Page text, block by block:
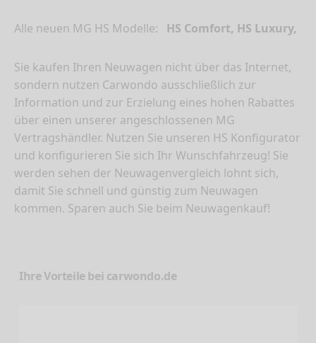
Alle neuen MG HS Modelle: HS Comfort, HS Luxury,
Sie kaufen Ihren Neuwagen nicht über das Internet,
sondern nutzen Carwondo ausschließlich zur
Information und zur Erzielung eines hohen Rabattes
über einen unserer angeschlossenen MG
Vertragshändler. Nutzen Sie unseren HS Konfigurator
und konfigurieren Sie sich Ihr Wunschfahrzeug! Sie
werden sehen der Neuwagenvergleich lohnt sich,
damit Sie schnell und günstig zum Neuwagen
kommen. Sparen auch Sie beim Neuwagenkauf!
Ihre Vorteile bei carwondo.de